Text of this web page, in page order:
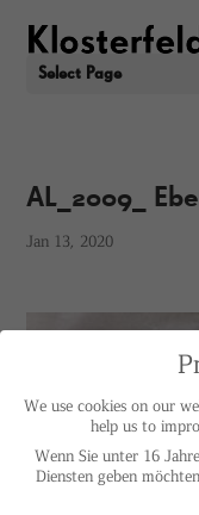
Select Page
AL_2009_
Jan 13, 2020
We use cookies on our
help us to
Wenn Sie unter 16
Diensten geben